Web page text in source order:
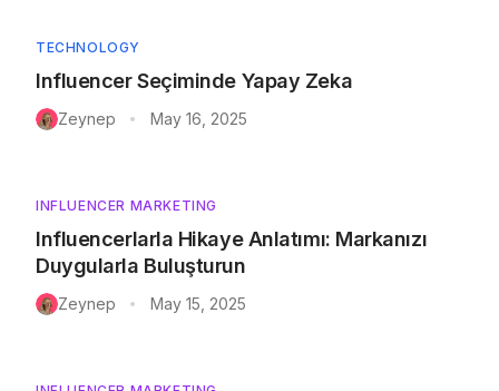
TECHNOLOGY
Influencer Seçiminde Yapay Zeka
Zeynep • May 16, 2025
INFLUENCER MARKETING
Influencerlarla Hikaye Anlatımı: Markanızı
Duygularla Buluşturun
Zeynep • May 15, 2025